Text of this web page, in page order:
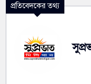
প্রতিবেদকের তথ্য